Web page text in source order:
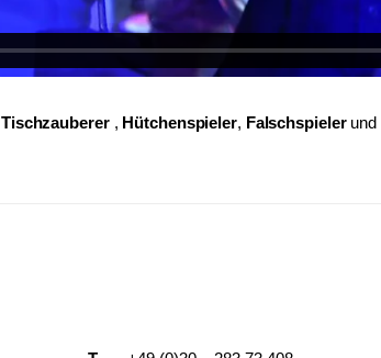
Tischzauberer, Hütchenspieler, Falschspielerund